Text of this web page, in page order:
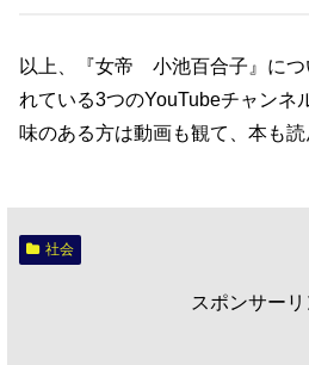
以上、『女帝 小池百合子』につ
れている3つのYouTubeチャンネ
味のある方は動画も観て、本も読
社会
スポンサーリ